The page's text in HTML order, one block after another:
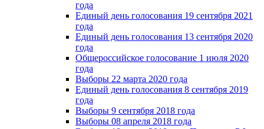
года
Единый день голосования 19 сентября 2021
года
Единый день голосования 13 сентября 2020
года
Общероссийское голосование 1 июля 2020
года
Выборы 22 марта 2020 года
Единый день голосования 8 сентября 2019
года
Выборы 9 сентября 2018 года
Выборы 08 апреля 2018 года